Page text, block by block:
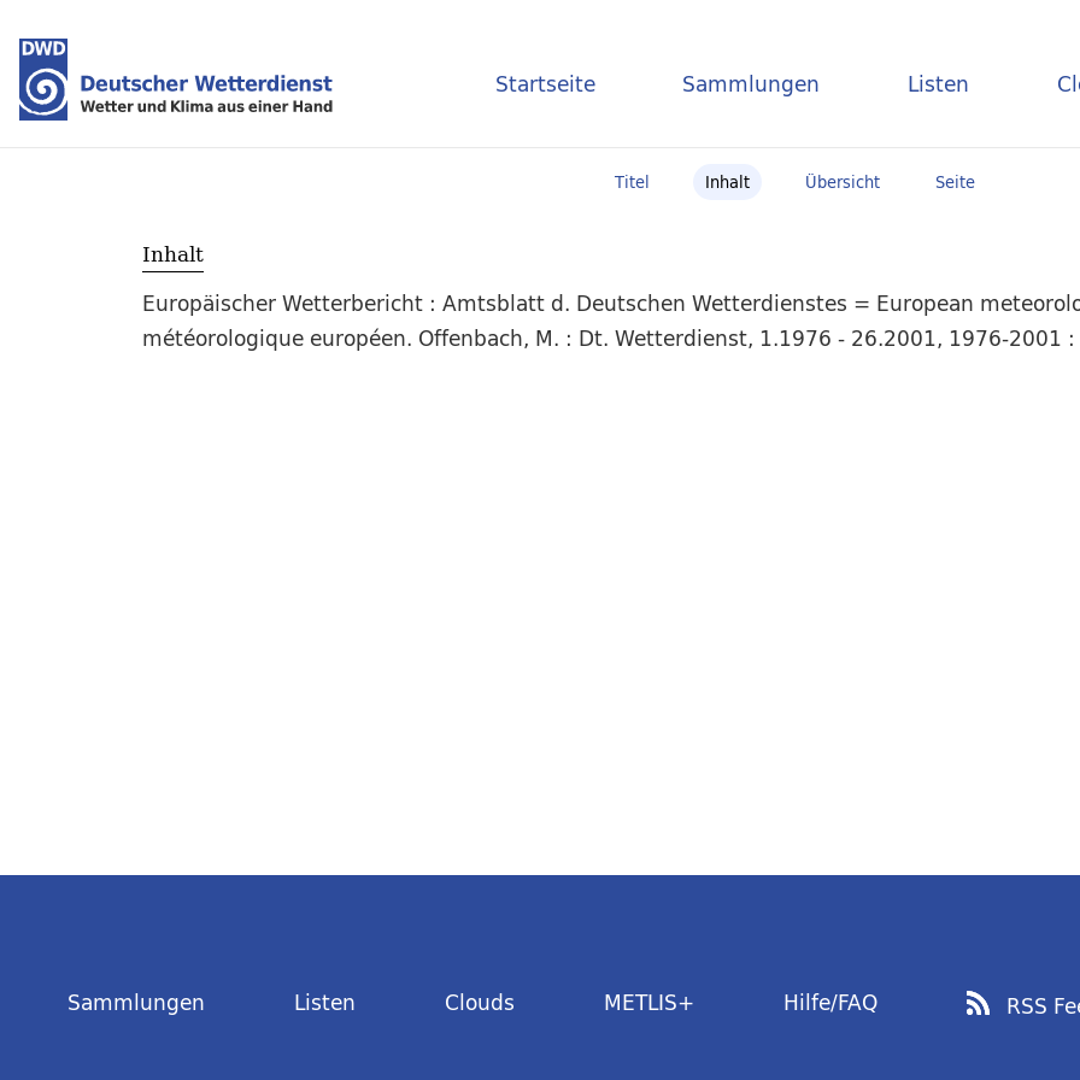
Startseite Sammlungen Listen
Titel Inhalt Übersicht Seite
Inhalt
Europäischer Wetterbericht : Amtsblatt d. Deutschen Wetterdienstes = European
météorologique européen. Offenbach, M. : Dt. Wetterdienst, 1.1976 - 26.2001, 1976-2001
Sammlungen Listen Clouds METLIS+ Hilfe/FAQ RSS